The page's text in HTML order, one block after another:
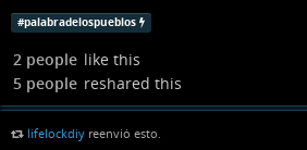
#palabradelospueblos
2 people like this
5 people reshared this
lifelockdiy reenvió esto.